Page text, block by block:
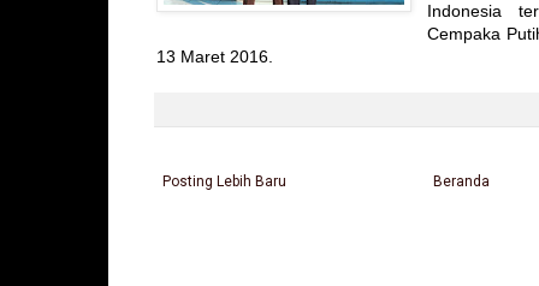
Indonesia
Cempaka
13 Maret 2016.
Posting Lebih Baru Beranda